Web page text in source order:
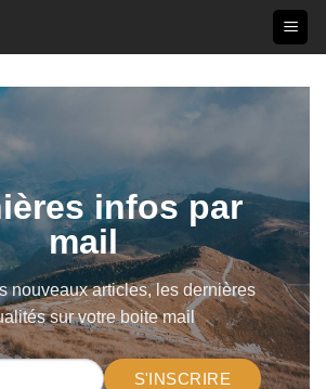
infos par
mail
nouveaux articles, les dernières
sur votre boite mail
S'INSCRIRE